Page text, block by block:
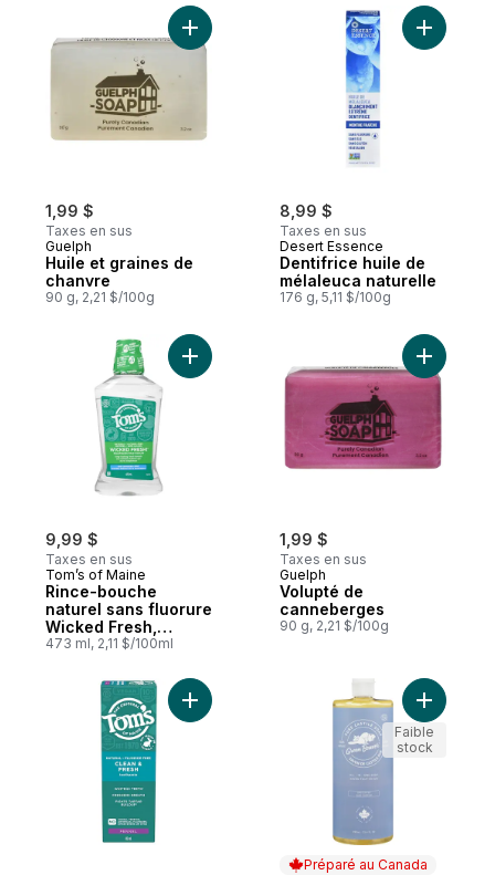
1,99 $
Taxes en sus
Guelph
Huile et graines de
chanvre
90 g, 2,21 $/100g
Ajouter Huile et graines de chanvre au
8,99 $
Taxes en sus
Desert Essence
Dentifrice huile de
mélaleuca naturelle
176 g, 5,11 $/100g
Ajouter
9,99 $
Taxes en sus
Tom’s of Maine
Rince-bouche
naturel sans fluorure
Wicked Fresh,
Menthe fraîche de la
473 ml, 2,11 $/100ml
Ajouter Rince-bouche naturel sans
1,99 $
Taxes en sus
Guelph
Volupté de
canneberges
90 g, 2,21 $/100g
Ajouter
Ajouter Clean et fresh dentifrice sans
Préparé au Canada
Ajouter
Faible
stock